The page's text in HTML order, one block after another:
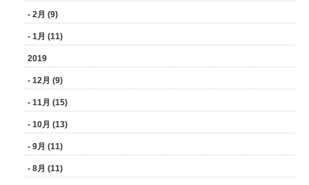
- 2月 (9)
- 1月 (11)
2019
- 12月 (9)
- 11月 (15)
- 10月 (13)
- 9月 (11)
- 8月 (11)